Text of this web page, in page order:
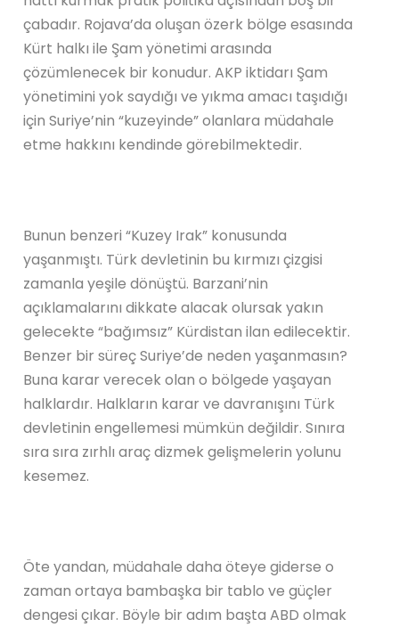
çabadır. Rojava’da oluşan özerk bölge esasında
Kürt halkı ile Şam yönetimi arasında
çözümlenecek bir konudur. AKP iktidarı Şam
yönetimini yok saydığı ve yıkma amacı taşıdığı
için Suriye’nin “kuzeyinde” olanlara müdahale
etme hakkını kendinde görebilmektedir.
Bunun benzeri “Kuzey Irak” konusunda
yaşanmıştı. Türk devletinin bu kırmızı çizgisi
zamanla yeşile dönüştü. Barzani’nin
açıklamalarını dikkate alacak olursak yakın
gelecekte “bağımsız” Kürdistan ilan edilecektir.
Benzer bir süreç Suriye’de neden yaşanmasın?
Buna karar verecek olan o bölgede yaşayan
halklardır. Halkların karar ve davranışını Türk
devletinin engellemesi mümkün değildir. Sınıra
sıra sıra zırhlı araç dizmek gelişmelerin yolunu
kesemez.
Öte yandan, müdahale daha öteye giderse o
zaman ortaya bambaşka bir tablo ve güçler
dengesi çıkar. Böyle bir adım başta ABD olmak